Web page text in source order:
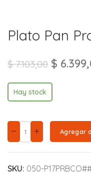
Plato Pan
$7.103,00 $
Hay stock
Agregar
SKU: 050-